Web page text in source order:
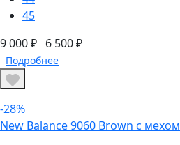
45
9 000 ₽ 6 500 ₽
Подробнее
-28%
New Balance 9060 Brown с мехом